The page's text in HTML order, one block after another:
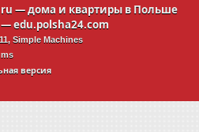
— дома и квартиры в Польше
—edu.polsha24.com
, Simple Machines
версия